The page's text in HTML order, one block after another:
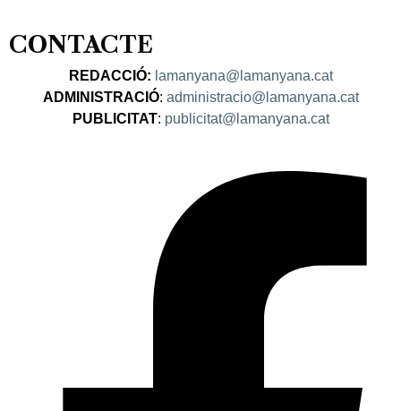
CONTACTE
REDACCIÓ: lamanyana@lamanyana.cat
ADMINISTRACIÓ: administracio@lamanyana.cat
PUBLICITAT: publicitat@lamanyana.cat